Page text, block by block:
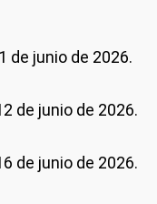
de junio de 2026.
de junio de 2026.
de junio de 2026.